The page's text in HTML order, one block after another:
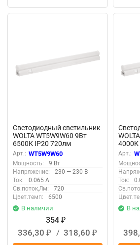
Светодиодный светильник
WOLTA WT5W9W60 9Вт
6500К IP20 720лм
соединяемый в линию
Арт.: WT5W9W60
Мощность:
9 Вт
Напряжение:
230 — 230 В
Ток:
0.065 А
Св.поток,Лм:
720
Цвет.темп:
6500
В наличии
354 ₽
336,30 ₽ / 318,60 ₽
4000К
Арт.:
Ток:
В